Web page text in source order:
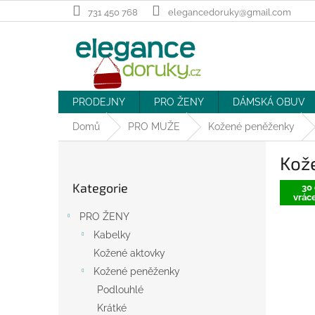
na
731 450 768 elegancedoruky@gmail.com
PRODEJNY PRO ŽENY DÁMSKÁ OBUV
Domů PRO MUŽE Kožené peněženky
kategorie
Kategorie
PRO ŽENY
Kabelky
Kožené aktovky
Kožené peněženky
Podlouhlé
Krátké
30